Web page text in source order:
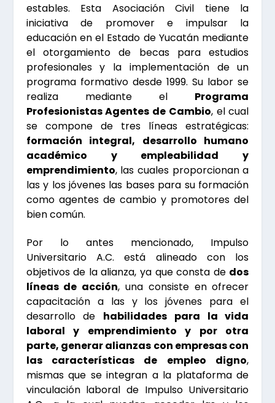
estables. Esta Asociación Civil tiene la
iniciativa de promover e impulsar la
educación en el Estado de Yucatán mediante
el otorgamiento de becas para estudios
profesionales y la implementación de un
programa formativo desde 1999. Su labor se
realiza mediante el Programa
Profesionistas Agentes de Cambio, el cual
se compone de tres líneas estratégicas:
formación integral, desarrollo humano
académico y empleabilidad y
emprendimiento, las cuales proporcionan a
las y los jóvenes las bases para su formación
como agentes de cambio y promotores del
bien común.
Por lo antes mencionado, Impulso
Universitario A.C. está alineado con los
objetivos de la alianza, ya que consta de dos
líneas de acción, una consiste en ofrecer
capacitación a las y los jóvenes para el
desarrollo de habilidades para la vida
laboral y emprendimiento y por otra
parte, generar alianzas con empresas con
las características de empleo digno,
mismas que se integran a la plataforma de
vinculación laboral de Impulso Universitario